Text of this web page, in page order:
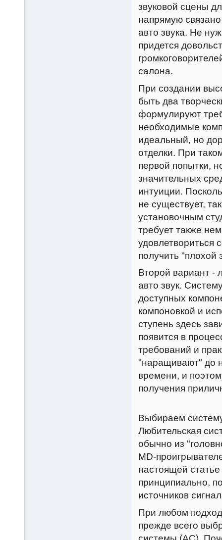
звуковой сцены
напрямую
авто звука. Не
придется
салона.
При создании
быть два
формулируют
необходимые
идеальный, но
отделки. При
первой попытки,
значительных
интуиции.
не существует,
установочным
требует также
удовлетвориться
получить "плохой
Второй вариант -
авто звук.
доступных
компоновкой и
ступень здесь
появится в
требований и
"наращивают" до
времени, и
получения
Выбираем
Любительская
обычно из
MD-
настоящей
принципиально,
источников
При любом
прежде всего